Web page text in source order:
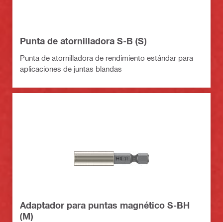
Punta de atornilladora S-B (S)
Punta de atornilladora de rendimiento estándar para
aplicaciones de juntas blandas
Adaptador para puntas magnético S-BH
(M)